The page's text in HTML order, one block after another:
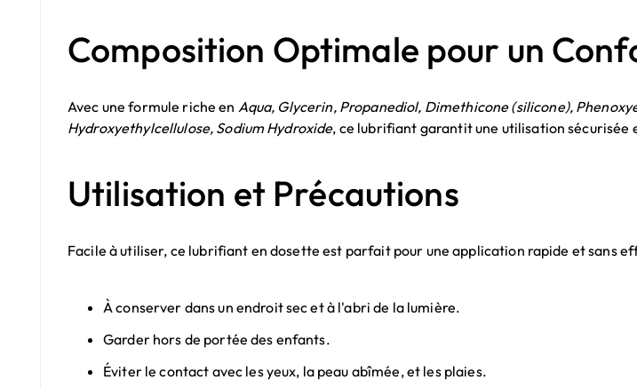
Composition Optimale pour un
Avec une formule riche en Aqua, Glycerin, Propanediol, Dimethicone (silicone),
Hydroxyethylcellulose, Sodium Hydroxide, ce lubrifiant garantit une utilisation sécurisée
Utilisation et Précautions
Facile à utiliser, ce lubrifiant en dosette est parfait pour une application rapide et sans
À conserver dans un endroit sec et à l'abri de la lumière.
Garder hors de portée des enfants.
Éviter le contact avec les yeux, la peau abîmée, et les plaies.